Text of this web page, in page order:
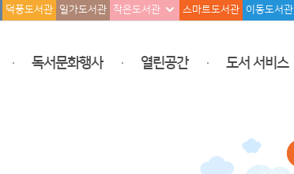
덕풍도서관 일가도서관 작은도서관 스마트도서관 이동도서관
독서문화행사 열린공간 도서 서비스